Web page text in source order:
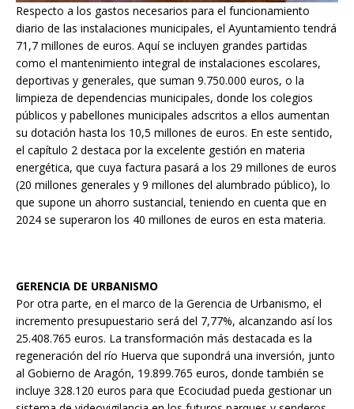
Respecto a los gastos necesarios para el funcionamiento
diario de las instalaciones municipales, el Ayuntamiento tendrá
71,7 millones de euros. Aquí se incluyen grandes partidas
como el mantenimiento integral de instalaciones escolares,
deportivas y generales, que suman 9.750.000 euros, o la
limpieza de dependencias municipales, donde los colegios
públicos y pabellones municipales adscritos a ellos aumentan
su dotación hasta los 10,5 millones de euros. En este sentido,
el capítulo 2 destaca por la excelente gestión en materia
energética, que cuya factura pasará a los 29 millones de euros
(20 millones generales y 9 millones del alumbrado público), lo
que supone un ahorro sustancial, teniendo en cuenta que en
2024 se superaron los 40 millones de euros en esta materia.
GERENCIA DE URBANISMO
Por otra parte, en el marco de la Gerencia de Urbanismo, el
incremento presupuestario será del 7,77%, alcanzando así los
25.408.765 euros. La transformación más destacada es la
regeneración del río Huerva que supondrá una inversión, junto
al Gobierno de Aragón, 19.899.765 euros, donde también se
incluye 328.120 euros para que Ecociudad pueda gestionar un